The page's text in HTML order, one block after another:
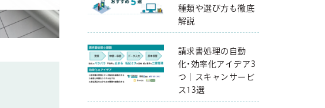
種類や選び方も徹底
解説
請求書処理の自動
化・効率化アイデア3
つ｜スキャンサービ
ス13選